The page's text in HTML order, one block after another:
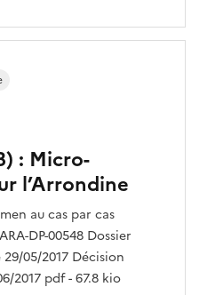
: Micro-
l’Arrondine
au cas par cas
DP-00548 Dossier
05/2017 Décision
2017 pdf - 67.8 kio